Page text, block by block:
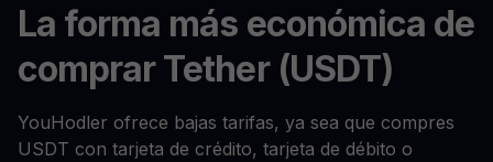
La forma más económica de
comprar Tether (USDT)
YouHodler ofrece bajas tarifas, ya sea que compres
USDT con tarjeta de crédito, tarjeta de débito o